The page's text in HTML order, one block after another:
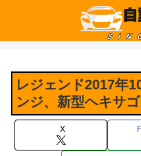
レジェンド2017年
ンジ、新型ヘキサ
X